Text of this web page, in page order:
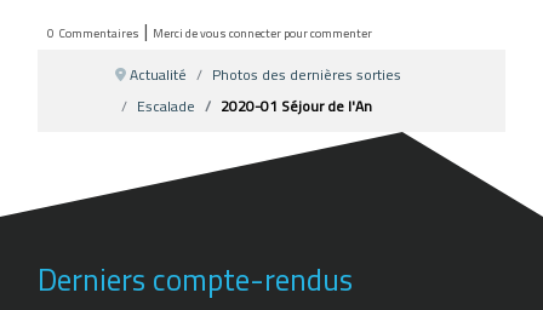
0 Commentaires | Merci de vous connecter pour commenter
Actualité
Photos des dernières sorties
Escalade
2020-01 Séjour de l'An
Derniers compte-rendus